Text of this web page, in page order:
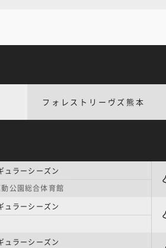
フォレストリーヴズ熊本
ラーシーズン
動公園総合体育館
ラーシーズン
ラーシーズン